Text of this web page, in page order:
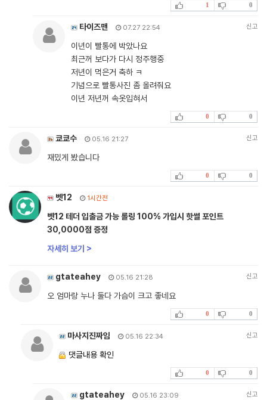
1 0
타이즈맨 07.27 22:54 신고
이년이 빨통에 박았나요
최근꺼 보다가 다시 정주행중
저년이 먹은거 축하 ㅋ
기념으로 빨통사진 좀 올려줘요
이년 저년꺼 속옷입혀서
0 0
쿄쿄수 05.16 21:27 신고
재밌게 봤습니다
0 0
벳12 1시간전
벳12 테더 입출금 가능 롤링 100% 가입시 핫썰 포인트
30,0000점 증정
자세히 보기 >
gtateahey 05.16 21:28 신고
오 엄마랑 누나 둘다 가슴이 크고 좋네요
0 0
마사지진짜임 05.16 22:34 신고
댓글내용 확인
0 0
gtateahey 05.16 23:09 신고